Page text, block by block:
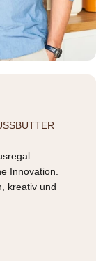
Innovation.
kreativ und